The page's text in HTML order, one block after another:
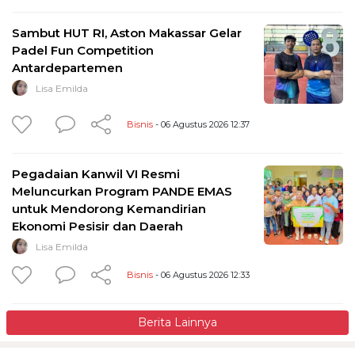
Sambut HUT RI, Aston Makassar Gelar
Padel Fun Competition
Antardepartemen
Lisa Emilda
Bisnis - 06 Agustus 2026 12:37
Pegadaian Kanwil VI Resmi
Meluncurkan Program PANDE EMAS
untuk Mendorong Kemandirian
Ekonomi Pesisir dan Daerah
Lisa Emilda
Bisnis - 06 Agustus 2026 12:33
Berita Lainnya